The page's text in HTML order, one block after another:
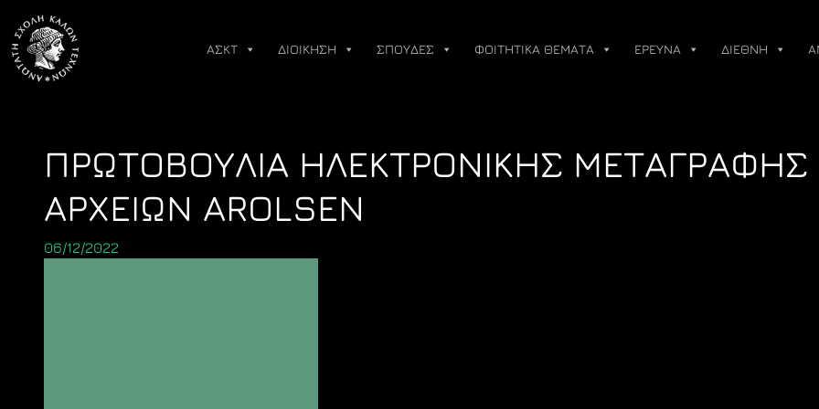
content
ΑΣΚΤ ΔΙΟΙΚΗΣΗ ΣΠΟΥΔΕΣ ΦΟΙΤΗΤΙΚΑ ΘΕΜΑΤΑ ΕΡΕΥΝΑ ΔΙΕΘΝΗ
ΠΡΩΤΟΒΟΥΛΙΑ ΗΛΕΚΤΡΟΝΙΚΗΣ ΜΕΤΑΓΡΑΦΗΣ
ΑΡΧΕΙΩΝ AROLSEN
06/12/2022